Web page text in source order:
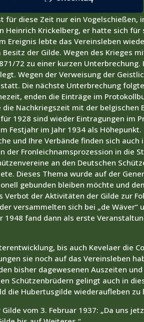
mit Missernten und
diese Zeit nur ein Vogelschießen,
Heinrich Krickelberg, er hatte sich für
lebte das Vereinsleben
der Gilde. Wegen des Krieges
72 zu einer kurzen Unterbrechung.
Wegen der Verweisung der
Die nächste Unterbrechung
enden die Einträge im
Nachkriegszeit mit der belgischen
1928 sind wieder Eintragungen im
Festjahr im Jahr 1934 als Höhepunkt.
und Ihre Verbände finden sich auch
der Fronleichnamsprozession in die
an den Deutschen
Dieses Thema wurde auf der
gebunden bleiben möchte und
der Aktivitäten der Gilde zur
versammelten sich bei „de Wäver“
1948 fand dann als erste
bis auch Kevelaer die
sie noch auf das Vereinsleben
bisher dagewesenen Auszeiten
Schützenbrüdern gelingt auch in
die Hubertusgilde wiederaufleben zu
vom 3. Februar 1937: „Da uns